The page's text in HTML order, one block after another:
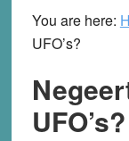
You are here:
UFO’s?
UFO’s?